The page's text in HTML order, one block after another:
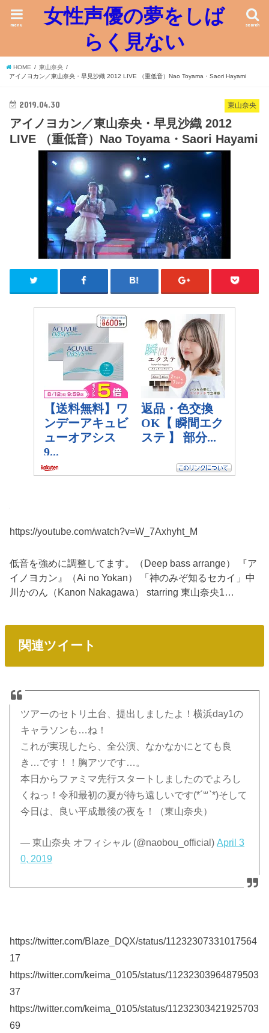
女性声優の夢をしば
らく見ない
search
menu
HOME
東山奈央
アイノヨカン／東山奈央・早見沙織 2012 LIVE （重低音）Nao Toyama・Saori Hayami
東山奈央
2019.04.30
アイノヨカン／東山奈央・早見沙織 2012
LIVE （重低音）Nao Toyama・Saori Hayami
https://youtube.com/watch?v=W_7Axhyht_M
低音を強めに調整してます。（Deep bass arrange） 『ア
イノヨカン』（Ai no Yokan） 「神のみぞ知るセカイ」中
川かのん（Kanon Nakagawa） starring 東山奈央1…
関連ツイート
ツアーのセトリ土台、提出しましたよ！横浜day1の
キャラソンも…ね！
これが実現したら、全公演、なかなかにとても良
き…です！！胸アツです…。
本日からファミマ先行スタートしましたのでよろし
くねっ！令和最初の夏が待ち遠しいです(*´꒳`*)そして
今日は、良い平成最後の夜を！（東山奈央）
— 東山奈央 オフィシャル (@naobou_official)April 3
0, 2019
https://twitter.com/Blaze_DQX/status/11232307331017564
17
https://twitter.com/keima_0105/status/11232303964879503
37
https://twitter.com/keima_0105/status/11232303421925703
69